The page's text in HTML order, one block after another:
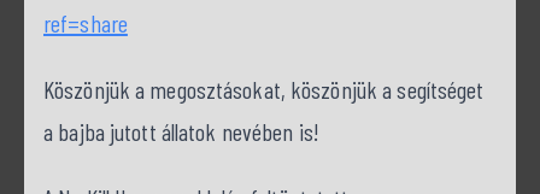
ref=share
Köszönjük a megosztásokat, köszönjük a segítséget
a bajba jutott állatok nevében is!